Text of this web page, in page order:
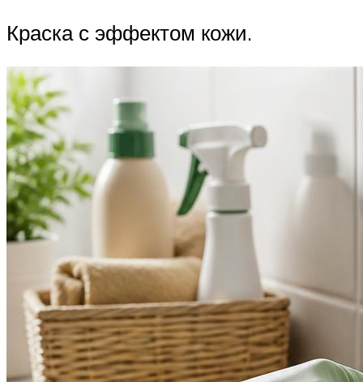
Краска с эффектом кожи.